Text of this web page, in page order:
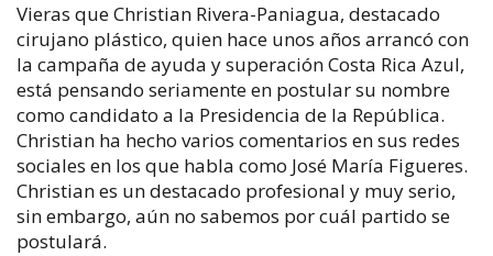
Vieras que Christian Rivera-Paniagua, destacado
cirujano plástico, quien hace unos años arrancó con
la campaña de ayuda y superación Costa Rica Azul,
está pensando seriamente en postular su nombre
como candidato a la Presidencia de la República.
Christian ha hecho varios comentarios en sus redes
sociales en los que habla como José María Figueres.
Christian es un destacado profesional y muy serio,
sin embargo, aún no sabemos por cuál partido se
postulará.